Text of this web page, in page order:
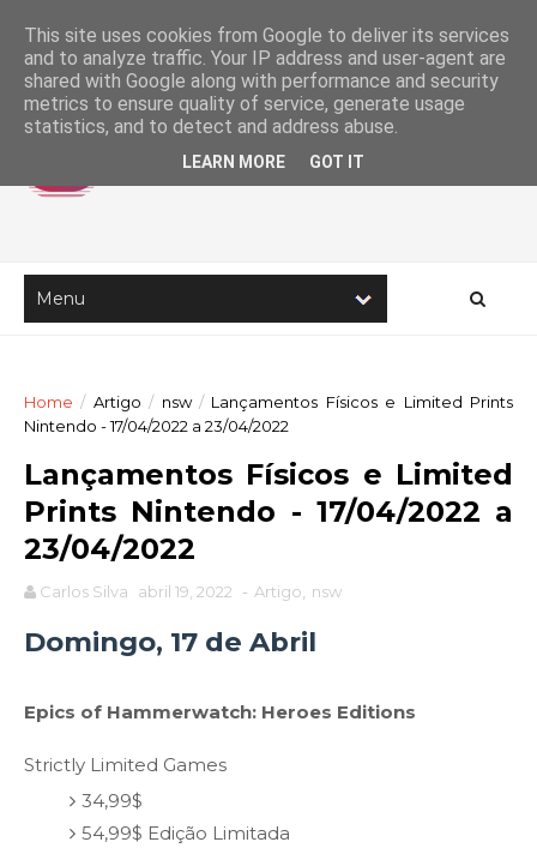
Home / Artigo / nsw / Lançamentos Físicos e Limited Prints
Nintendo - 17/04/2022 a 23/04/2022
Lançamentos Físicos e Limited
Prints Nintendo - 17/04/2022 a
23/04/2022
Carlos Silva abril 19, 2022 - Artigo nsw
Domingo, 17 de Abril
Epics of Hammerwatch: Heroes Editions
Strictly Limited Games
34,99$
54,99$ Edição Limitada
This site uses cookies from Google to deliver its services
and to analyze traffic. Your IP address and user-agent are
shared with Google along with performance and security
metrics to ensure quality of service, generate usage
statistics, and to detect and address abuse.
LEARN MORE GOT IT